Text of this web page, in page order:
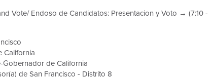
Vote/ Endoso de Candidatos: Presentacion y Voto → (7:10 -
California
Gobernador de California
de San Francisco - Distrito 8